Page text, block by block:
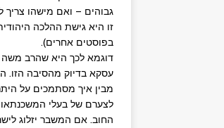
גבוהים – ואם מישהו
זו היא גישת ההלכה
בפוסטים אחרים).
דוגמא לכך היא שהרב משה
עסקא בדיוק מהסיבה הזו.
מבין איך מסתמכים על
לצערם של בעלי
החוב. אם המשבר יזלוג